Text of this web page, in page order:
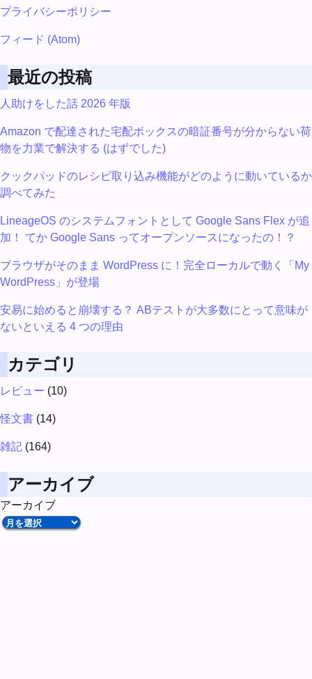
プライバシーポリシー
フィード (Atom)
最近の投稿
人助けをした話 2026 年版
Amazon で配達された宅配ボックスの暗証番号が分からない荷
物を力業で解決する (はずでした)
クックパッドのレシピ取り込み機能がどのように動いているか
調べてみた
LineageOS のシステムフォントとして Google Sans Flex が追
加！ てか Google Sans ってオープンソースになったの！？
ブラウザがそのまま WordPress に！完全ローカルで動く「My
WordPress」が登場
安易に始めると崩壊する？ ABテストが大多数にとって意味が
ないといえる 4 つの理由
カテゴリ
レビュー (10)
怪文書 (14)
雑記 (164)
アーカイブ
アーカイブ